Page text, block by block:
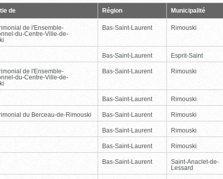
de Région Municipalité
de l'Ensemble-
du-Centre-Ville-de-
Bas-Saint-Laurent Rimouski
Bas-Saint-Laurent Esprit-Saint
de l'Ensemble-
du-Centre-Ville-de-
Bas-Saint-Laurent Rimouski
Bas-Saint-Laurent Rimouski
du Berceau-de-Rimouski Bas-Saint-Laurent Rimouski
Bas-Saint-Laurent Rimouski
Bas-Saint-Laurent Rimouski
Bas-Saint-Laurent
Saint-Anaclet-de-
Lessard